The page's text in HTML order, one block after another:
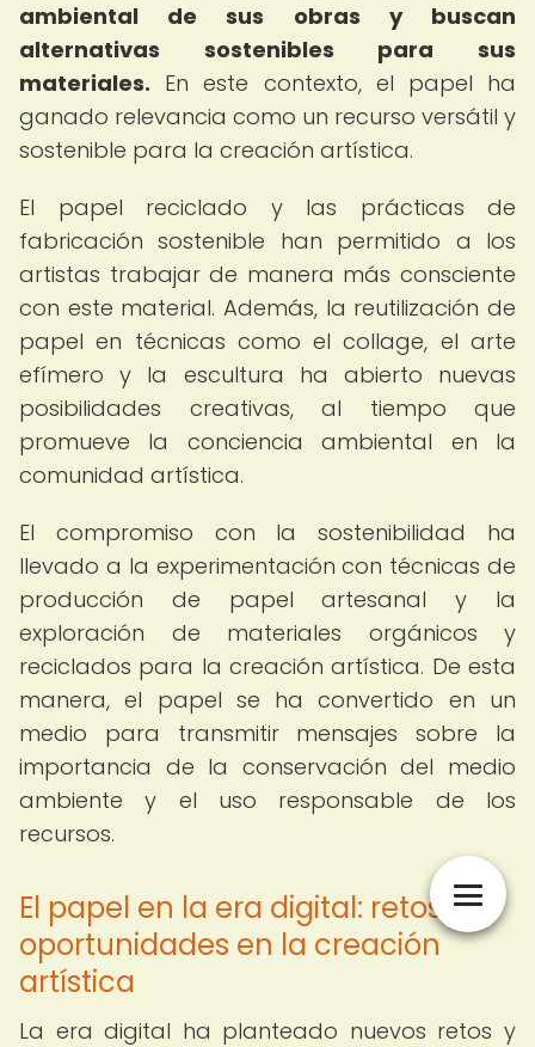
ambiental de sus obras y buscan
alternativas sostenibles para sus
materiales. En este contexto, el papel ha
ganado relevancia como un recurso versátil y
sostenible para la creación artística.
El papel reciclado y las prácticas de
fabricación sostenible han permitido a los
artistas trabajar de manera más consciente
con este material. Además, la reutilización de
papel en técnicas como el collage, el arte
efímero y la escultura ha abierto nuevas
posibilidades creativas, al tiempo que
promueve la conciencia ambiental en la
comunidad artística.
El compromiso con la sostenibilidad ha
llevado a la experimentación con técnicas de
producción de papel artesanal y la
exploración de materiales orgánicos y
reciclados para la creación artística. De esta
manera, el papel se ha convertido en un
medio para transmitir mensajes sobre la
importancia de la conservación del medio
ambiente y el uso responsable de los
recursos.
El papel en la era digital: retos y
oportunidades en la creación
artística
La era digital ha planteado nuevos retos y